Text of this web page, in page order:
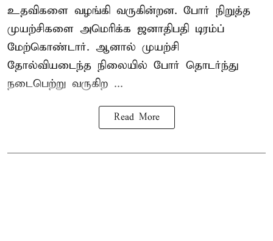
உதவிகளை வழங்கி வருகின்றன. போர் நிறுத்த
முயற்சிகளை அமெரிக்க ஜனாதிபதி டிரம்ப்
மேற்கொண்டார். ஆனால் முயற்சி
தோல்வியடைந்த நிலையில் போர் தொடர்ந்து
நடைபெற்று வருகிற ...
Read More